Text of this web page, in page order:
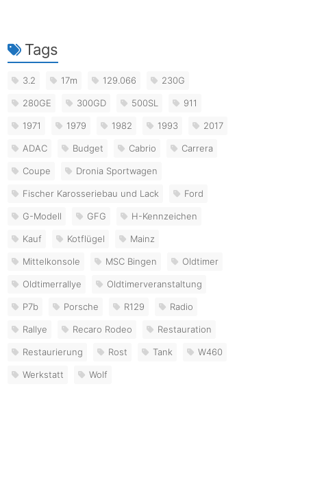
Tags
3.2 17m 129.066 230G
280GE 300GD 500SL 911
1971 1979 1982 1993 2017
ADAC Budget Cabrio Carrera
Coupe Dronia Sportwagen
Fischer Karosseriebau und Lack Ford
G-Modell GFG H-Kennzeichen
Kauf Kotflügel Mainz
Mittelkonsole MSC Bingen Oldtimer
Oldtimerrallye Oldtimerveranstaltung
P7b Porsche R129 Radio
Rallye Recaro Rodeo Restauration
Restaurierung Rost Tank W460
Werkstatt Wolf